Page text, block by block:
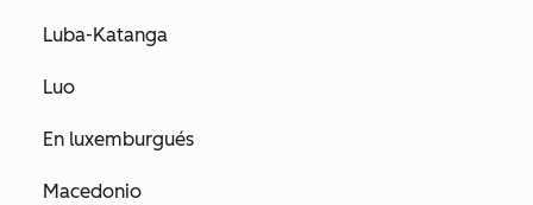
Luba-Katanga
Luo
En luxemburgués
Macedonio